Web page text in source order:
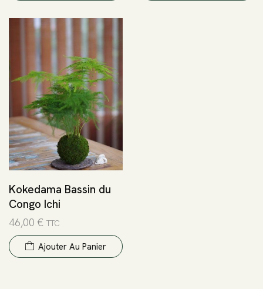
Kokedama Bassin du
Congo Ichi
46,00 € TTC
Ajouter Au Panier